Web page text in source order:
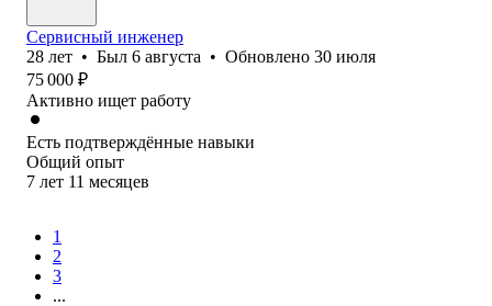
Сервисный инженер
28 лет • Был 6 августа • Обновлено 30 июля
75 000 ₽
Активно ищет работу
Есть подтверждённые навыки
Общий опыт
7 лет 11 месяцев
1
2
3
...